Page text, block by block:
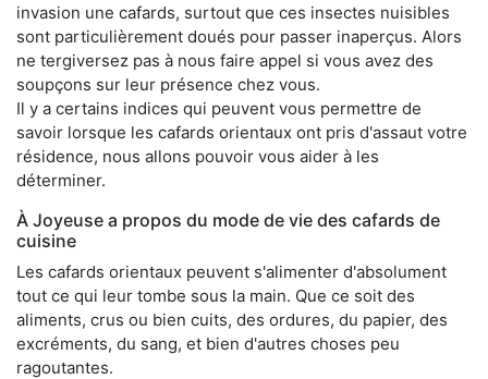
invasion une cafards, surtout que ces insectes nuisibles
sont particulièrement doués pour passer inaperçus. Alors
ne tergiversez pas à nous faire appel si vous avez des
soupçons sur leur présence chez vous.
Il y a certains indices qui peuvent vous permettre de
savoir lorsque les cafards orientaux ont pris d'assaut votre
résidence, nous allons pouvoir vous aider à les
déterminer.
À Joyeuse a propos du mode de vie des cafards de
cuisine
Les cafards orientaux peuvent s'alimenter d'absolument
tout ce qui leur tombe sous la main. Que ce soit des
aliments, crus ou bien cuits, des ordures, du papier, des
excréments, du sang, et bien d'autres choses peu
ragoutantes.